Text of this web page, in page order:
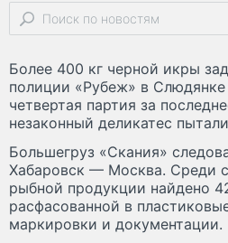
Более 400 кг черной икры
полиции «Рубеж» в Слюдянке
четвертая партия за
незаконный деликатес
Большегруз «Скания»
Хабаровск — Москва. Среди
рыбной продукции найдено
расфасованной в
маркировки и документации.